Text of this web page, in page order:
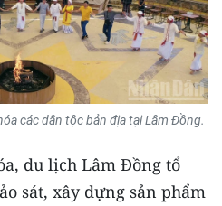
các dân tộc bản địa tại Lâm Đồng.
du lịch Lâm Đồng tổ
sát, xây dựng sản phẩm